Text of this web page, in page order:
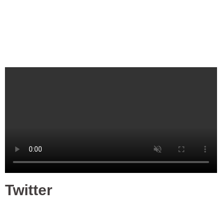
Twitter